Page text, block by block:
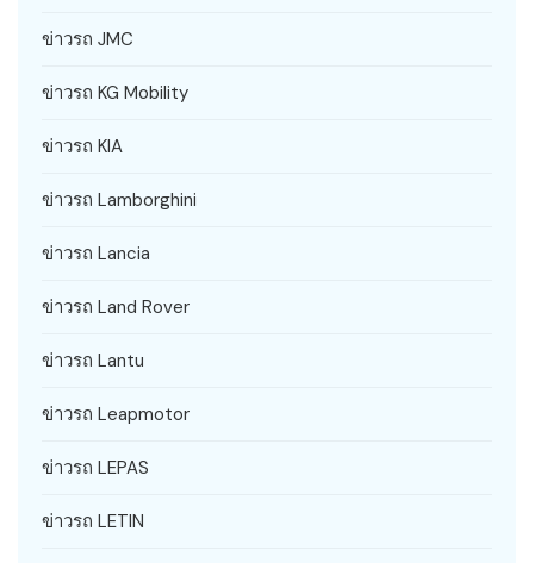
ข่าวรถ JMC
ข่าวรถ KG Mobility
ข่าวรถ KIA
ข่าวรถ Lamborghini
ข่าวรถ Lancia
ข่าวรถ Land Rover
ข่าวรถ Lantu
ข่าวรถ Leapmotor
ข่าวรถ LEPAS
ข่าวรถ LETIN